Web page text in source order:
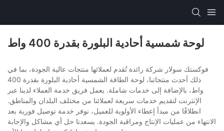
لوحة شمسية أحادية البلورة بقدرة 400 واط
فوكستك سولار شركة رائدة تُقدم لعملائها منتجات عالية الجودة، بما في
ذلك أحدث منتجاتنا، لوحة الطاقة الشمسية أحادية البلورة بقدرة 400
واط، بالإضافة إلى خدمات شاملة. يعمل فريق خدمة العملاء لدينا عبر
الإنترنت لتقديم خدمات سريعة لعملائنا من مختلف البلدان والمناطق.
انطلاقًا من مبدأ إعطاء الأولوية للعميل، نوفر خدمة توصيل فورية بعد
الانتهاء من عمليات الإنتاج ومراقبة الجودة. يسعدنا حل أي مشاكل والإجابة